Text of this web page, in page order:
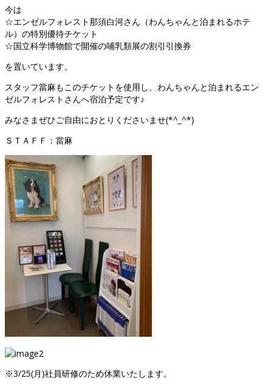
今は
☆エンゼルフォレスト那須白河さん（わんちゃんと泊まれるホテ
ル）の特別優待チケット
☆国立科学博物館で開催の哺乳類展の割引引換券
を置いています。
スタッフ當麻もこのチケットを使用し、わんちゃんと泊まれるエン
ゼルフォレストさんへ宿泊予定です♪
みなさまぜひご自由におとりくださいませ(*^_^*)
ＳＴＡＦＦ：當麻
※3/25(月)社員研修のため休業いたします。